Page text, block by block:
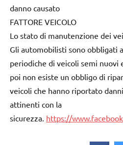
danno causato
FATTORE VEICOLO
Lo stato di manutenzione dei
Gli automobilisti sono obbligati
periodiche di veicoli semi nuovi
poi non esiste un obbligo di
veicoli che hanno riportato
attinenti con la
sicurezza. https://